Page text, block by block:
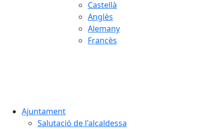
Castellà
Anglès
Alemany
Francès
Ajuntament
Salutació de l'alcaldessa